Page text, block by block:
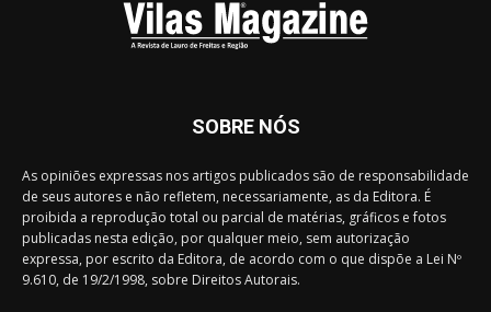
SOBRE NÓS
As opiniões expressas nos artigos publicados são de responsabilidade
de seus autores e não refletem, necessariamente, as da Editora. É
proibida a reprodução total ou parcial de matérias, gráficos e fotos
publicadas nesta edição, por qualquer meio, sem autorização
expressa, por escrito da Editora, de acordo com o que dispõe a Lei Nº
9.610, de 19/2/1998, sobre Direitos Autorais.